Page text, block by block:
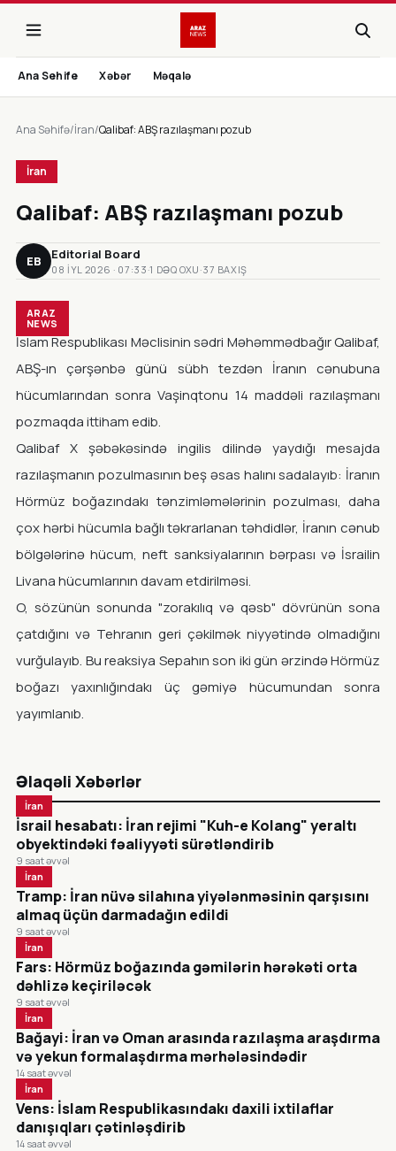
Ana Sehife Xəbər Məqalə
Ana Səhifə/İran/Qalibaf: ABŞ razılaşmanı pozub
İran
Qalibaf: ABŞ razılaşmanı pozub
EB Editorial Board
08 IYL 2026 · 07:33 ·1 DƏQ OXU ·37 BAXIŞ
ARAZ
NEWS
İslam Respublikası Məclisinin sədri Məhəmmədbağır Qalibaf,
ABŞ-ın çərşənbə günü sübh tezdən İranın cənubuna
hücumlarından sonra Vaşinqtonu 14 maddəli razılaşmanı
pozmaqda ittiham edib.
Qalibaf X şəbəkəsində ingilis dilində yaydığı mesajda
razılaşmanın pozulmasının beş əsas halını sadalayıb: İranın
Hörmüz boğazındakı tənzimləmələrinin pozulması, daha
çox hərbi hücumla bağlı təkrarlanan təhdidlər, İranın cənub
bölgələrinə hücum, neft sanksiyalarının bərpası və İsrailin
Livana hücumlarının davam etdirilməsi.
O, sözünün sonunda "zorakılıq və qəsb" dövrünün sona
çatdığını və Tehranın geri çəkilmək niyyətində olmadığını
vurğulayıb. Bu reaksiya Sepahın son iki gün ərzində Hörmüz
boğazı yaxınlığındakı üç gəmiyə hücumundan sonra
yayımlanıb.
Əlaqəli Xəbərlər
İran
İsrail hesabatı: İran rejimi "Kuh-e Kolang" yeraltı
obyektindəki fəaliyyəti sürətləndirib
9 saat əvvəl
İran
Tramp: İran nüvə silahına yiyələnməsinin qarşısını
almaq üçün darmadağın edildi
9 saat əvvəl
İran
Fars: Hörmüz boğazında gəmilərin hərəkəti orta
dəhlizə keçiriləcək
9 saat əvvəl
İran
Bağayi: İran və Oman arasında razılaşma araşdırma
və yekun formalaşdırma mərhələsindədir
14 saat əvvəl
İran
Vens: İslam Respublikasındakı daxili ixtilaflar
danışıqları çətinləşdirib
14 saat əvvəl